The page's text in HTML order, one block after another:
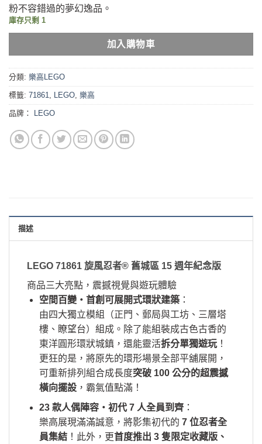
粉不容錯過的夢幻逸品。
庫存只剩 1
加入購物車
分類: 樂高LEGO
標籤: 71861 LEGO 樂高
品牌： LEGO
描述
LEGO 71861 旋風忍者® 舊城區 15 週年紀念版
商品三大亮點，震撼視覺與遊玩體驗
空間百變・首創可展開式環狀建築：
由四大獨立模組（正門、郵局與工坊、三層塔
樓、瞭望台）組成。除了能組裝成古色古香的
東洋圓形環狀城鎮，還能靈活拆分單獨遊玩！
更狂的是，將原先的環形場景全部平舖展開，
可重新排列組合成長度突破 100 公分的超震撼
橫向擺設，霸氣值點滿！
23 款人偶陣容・初代 7 人全員到齊：
樂高展現滿滿誠意，將影集初代的 7 位忍者全
員集結！此外，更首度推出 3 隻限定收藏版、